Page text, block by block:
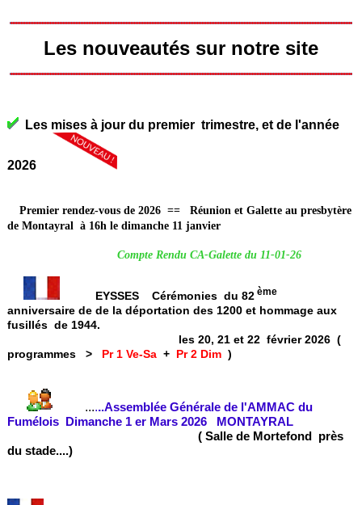
Les nouveautés sur notre site
Les mises à jour du premier trimestre, et de l'année
2026
Premier rendez-vous de 2026 == Réunion et Galette au presbytère
de Montayral à 16h le dimanche 11 janvier
Compte Rendu CA-Galette du 11-01-26
EYSSES Cérémonies du 82 ème
anniversaire de de la déportation des 1200 et hommage aux
fusillés de 1944.
les 20, 21 et 22 février 2026 (
programmes > Pr 1 Ve-Sa + Pr 2 Dim )
......Assemblée Générale de l'AMMAC du
Fumélois Dimanche 1 er Mars 2026 MONTAYRAL
( Salle de Mortefond près
du stade....)